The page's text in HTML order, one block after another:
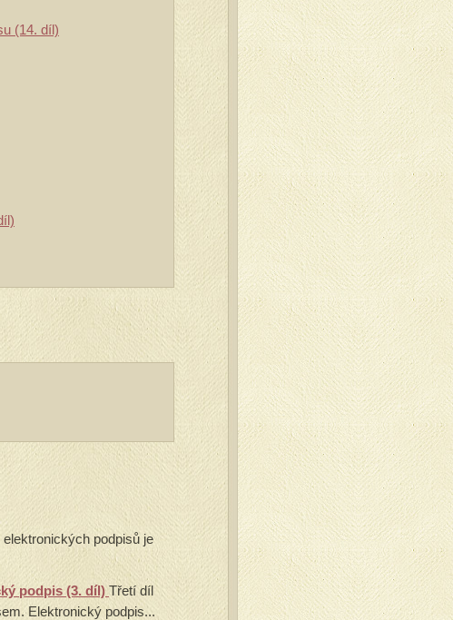
(14. díl)
elektronických podpisů je
podpis (3. díl) Třetí díl
Elektronický podpis...